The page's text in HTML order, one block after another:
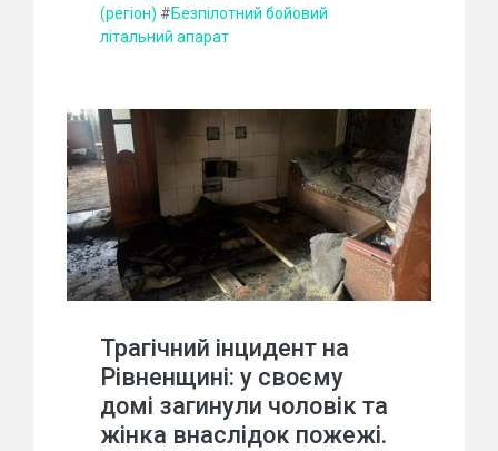
(регіон) #Безпілотний бойовий
літальний апарат
Трагічний інцидент на
Рівненщині: у своєму
домі загинули чоловік та
жінка внаслідок пожежі.